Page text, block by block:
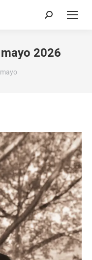
mayo 2026
mayo